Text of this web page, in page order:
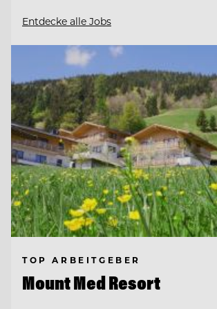
Entdecke alle Jobs
TOP ARBEITGEBER
Mount Med Resort